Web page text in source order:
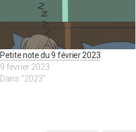
Petite note du 9 février 2023
9 février 2023
Dans "2023"